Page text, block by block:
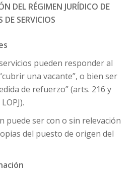
DEL RÉGIMEN JURÍDICO DE
DE SERVICIOS
pueden responder al
una vacante”, o bien ser
de refuerzo” (arts. 216 y
puede ser con o sin relevación
del puesto de origen del